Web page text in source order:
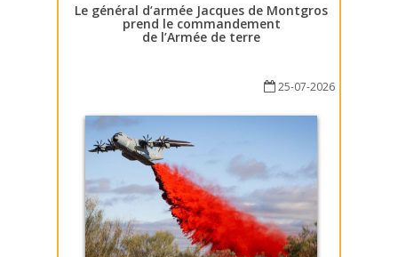
Le général d’armée Jacques de Montgros
prend le commandement
de l’Armée de terre
25-07-2026